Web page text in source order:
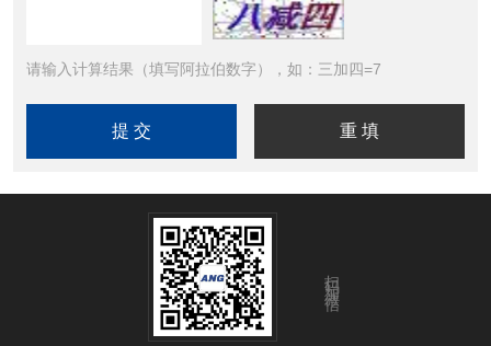
请输入计算结果（填写阿拉伯数字），如：三加四=7
扫码加微信